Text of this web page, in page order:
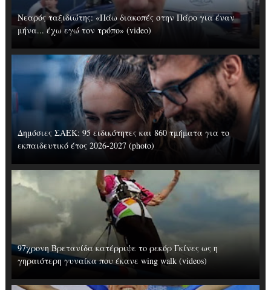
Νεαρός ταξιδιώτης: «Πάω διακοπές στην Πάρο για έναν
μήνα... έχω εγώ τον τρόπο» (video)
Δημόσιες ΣΑΕΚ: 95 ειδικότητες και 860 τμήματα για το
εκπαιδευτικό έτος 2026-2027 (photo)
97χρονη Βρετανίδα κατέρριψε το ρεκόρ Γκίνες ως η
γηραιότερη γυναίκα που έκανε wing walk (videos)